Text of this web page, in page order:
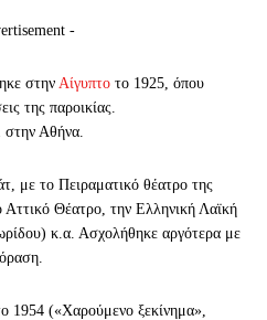
-
στην Αίγυπτο το 1925, όπου
της παροικίας.
Αθήνα.
με το Πειραματικό θέατρο της
Θέατρο, την Ελληνική Λαϊκή
κ.α. Ασχολήθηκε αργότερα με
1954 («Χαρούμενο ξεκίνημα»,